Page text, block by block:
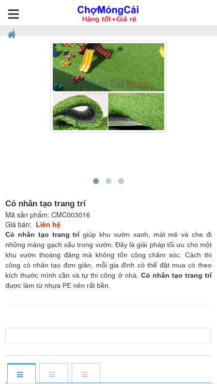
Cỏ nhân tạo trang trí
Mã sản phẩm:CMC003016
Giá bán: Liên hệ
Cỏ nhân tạo trang trígiúp khu vườn xanh, mát mẻ và che đi
những mảng gạch xấu trong vườn. Đây là giải pháp tối ưu cho một
khu vườn thoáng đãng mà không tốn công chăm sóc. Cách thi
công cỏ nhân tạo đơn giản, mỗi gia đình có thể đặt mua cỏ theo
kích thước mình cần và tự thi công ở nhà. Cỏ nhân tạo trang trí
được làm từ nhựa PE nên rất bền.